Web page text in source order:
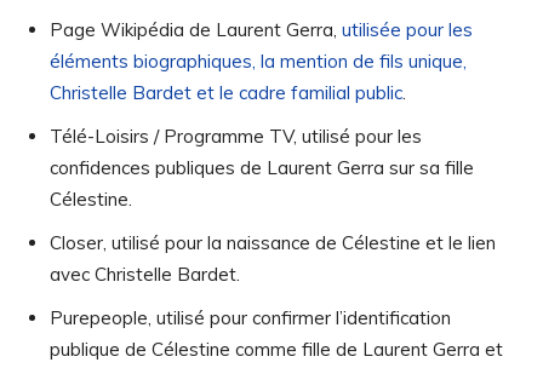
Page Wikipédia de Laurent Gerra, utilisée pour les
éléments biographiques, la mention de fils unique,
Christelle Bardet et le cadre familial public.
Télé-Loisirs / Programme TV, utilisé pour les
confidences publiques de Laurent Gerra sur sa fille
Célestine.
Closer, utilisé pour la naissance de Célestine et le lien
avec Christelle Bardet.
Purepeople, utilisé pour confirmer l’identification
publique de Célestine comme fille de Laurent Gerra et